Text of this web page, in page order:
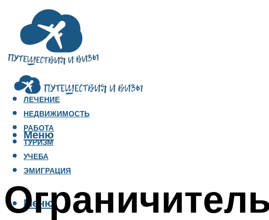
ЛЕЧЕНИЕ
НЕДВИЖИМОСТЬ
РАБОТА
ТУРИЗМ
УЧЕБА
ЭМИГРАЦИЯ
Меню
Меню